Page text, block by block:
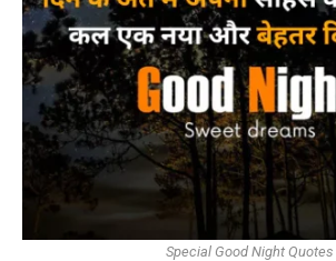
Special Good Night Quotes